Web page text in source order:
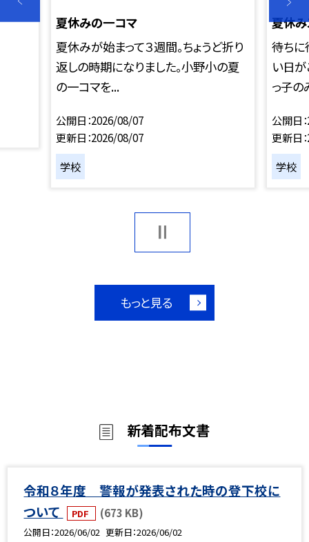
夏休みの一コマ
夏休みが始まって３週間。ちょうど折り
返しの時期になりました。小野小の夏
の一コマを...
公開日 2026/08/07
更新日 2026/08/07
学校
夏休み
待ちに
い日が
っ子の
公開日
更新日
学校
もっと見る
新着配布文書
令和８年度 警報が発表された時の登下校に
ついて
PDF (673 KB)
公開日 2026/06/02 更新日 2026/06/02